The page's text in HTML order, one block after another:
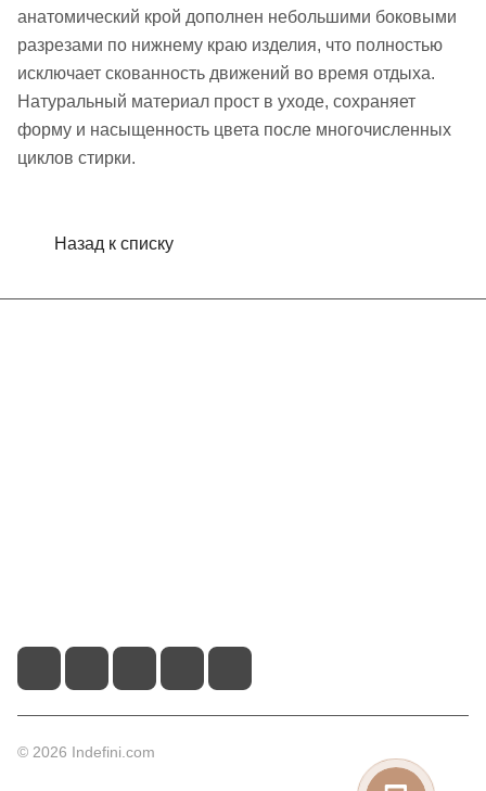
анатомический крой дополнен небольшими боковыми
разрезами по нижнему краю изделия, что полностью
исключает скованность движений во время отдыха.
Натуральный материал прост в уходе, сохраняет
форму и насыщенность цвета после многочисленных
циклов стирки.
Назад к списку
© 2026 Indefini.com